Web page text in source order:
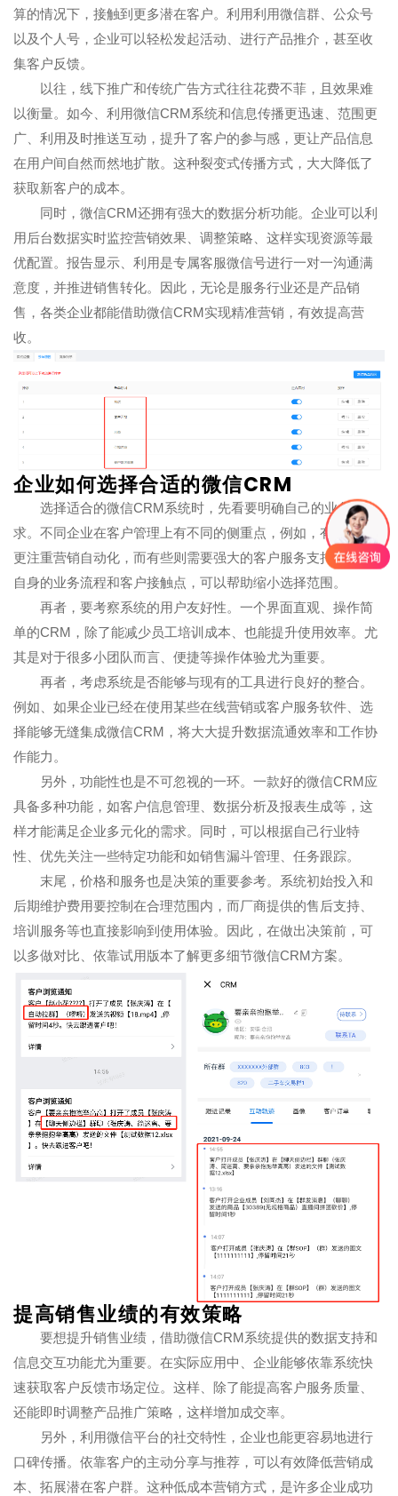
算的情况下，接触到更多潜在客户。利用利用微信群、公众号
以及个人号，企业可以轻松发起活动、进行产品推介，甚至收
集客户反馈。
以往，线下推广和传统广告方式往往花费不菲，且效果难
以衡量。如今、利用微信CRM系统和信息传播更迅速、范围更
广、利用及时推送互动，提升了客户的参与感，更让产品信息
在用户间自然而然地扩散。这种裂变式传播方式，大大降低了
获取新客户的成本。
同时，微信CRM还拥有强大的数据分析功能。企业可以利
用后台数据实时监控营销效果、调整策略、这样实现资源等最
优配置。报告显示、利用是专属客服微信号进行一对一沟通满
意度，并推进销售转化。因此，无论是服务行业还是产品销
售，各类企业都能借助微信CRM实现精准营销，有效提高营
收。
企业如何选择合适的微信CRM
选择适合的微信CRM系统时，先看要明确自己的业务需
求。不同企业在客户管理上有不同的侧重点，例如，有些企业
更注重营销自动化，而有些则需要强大的客户服务支持。了解
自身的业务流程和客户接触点，可以帮助缩小选择范围。
再者，要考察系统的用户友好性。一个界面直观、操作简
单的CRM，除了能减少员工培训成本、也能提升使用效率。尤
其是对于很多小团队而言、便捷等操作体验尤为重要。
再者，考虑系统是否能够与现有的工具进行良好的整合。
例如、如果企业已经在使用某些在线营销或客户服务软件、选
择能够无缝集成微信CRM，将大大提升数据流通效率和工作协
作能力。
另外，功能性也是不可忽视的一环。一款好的微信CRM应
具备多种功能，如客户信息管理、数据分析及报表生成等，这
样才能满足企业多元化的需求。同时，可以根据自己行业特
性、优先关注一些特定功能和如销售漏斗管理、任务跟踪。
末尾，价格和服务也是决策的重要参考。系统初始投入和
后期维护费用要控制在合理范围内，而厂商提供的售后支持、
培训服务等也直接影响到使用体验。因此，在做出决策前，可
以多做对比、依靠试用版本了解更多细节微信CRM方案。
提高销售业绩的有效策略
要想提升销售业绩，借助微信CRM系统提供的数据支持和
信息交互功能尤为重要。在实际应用中、企业能够依靠系统快
速获取客户反馈市场定位。这样、除了能提高客户服务质量、
还能即时调整产品推广策略，这样增加成交率。
另外，利用微信平台的社交特性，企业也能更容易地进行
口碑传播。依靠客户的主动分享与推荐，可以有效降低营销成
本、拓展潜在客户群。这种低成本营销方式，是许多企业成功